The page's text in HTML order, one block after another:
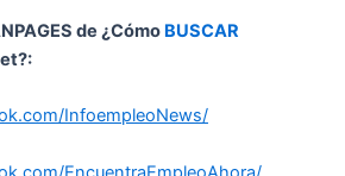
de ¿Cómo BUSCAR
InfoempleoNews/